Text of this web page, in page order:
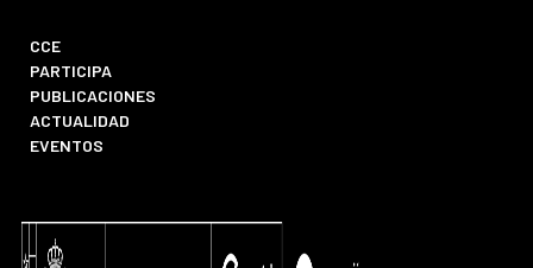
CCE
PARTICIPA
PUBLICACIONES
ACTUALIDAD
EVENTOS